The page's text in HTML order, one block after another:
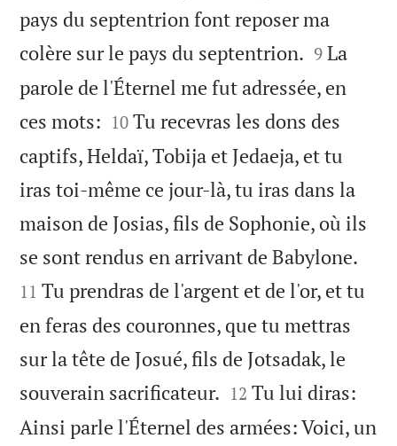
pays du septentrion font reposer ma
colère sur le pays du septentrion. 

9 La
parole de l'Éternel me fut adressée, en
ces mots: 

10 Tu recevras les dons des
captifs, Heldaï, Tobija et Jedaeja, et tu
iras toi-même ce jour-là, tu iras dans la
maison de Josias, fils de Sophonie, où ils
se sont rendus en arrivant de Babylone.
11 Tu prendras de l'argent et de l'or, et tu
en feras des couronnes, que tu mettras
sur la tête de Josué, fils de Jotsadak, le
souverain sacrificateur. 

12 Tu lui diras:
Ainsi parle l'Éternel des armées: Voici, un